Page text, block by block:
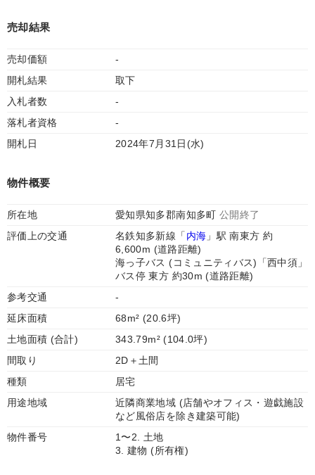
売却結果
売却価額
-
開札結果
取下
入札者数
-
落札者資格
-
開札日
2024年7月31日(水)
物件概要
所在地 愛知県知多郡南知多町 公開終了
評価上の交通
名鉄知多新線「 内海 」駅 南東方 約
6,600m (道路距離)
海っ子バス (コミュニティバス)「西中須」
バス停 東方 約30m (道路距離)
参考交通
-
延床面積
68m² (20.6坪)
土地面積 (合計)
343.79m² (104.0坪)
間取り
2D＋土間
種類
居宅
用途地域
近隣商業地域 (店舗やオフィス・遊戯施設
など風俗店を除き建築可能)
物件番号
1〜2. 土地
3. 建物 (所有権)